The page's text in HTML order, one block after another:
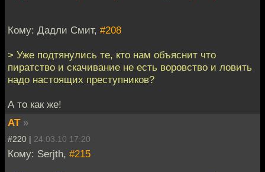
Кому: Дадли Смит, #208
> Уже подтянулись те, кто нам объяснит что
пиратство и скачивание не есть воровство и ловить
надо настоящих преступников?
А то как же!
AT »
#220 | 24.03.10 17:20
Кому: Serjth, #215